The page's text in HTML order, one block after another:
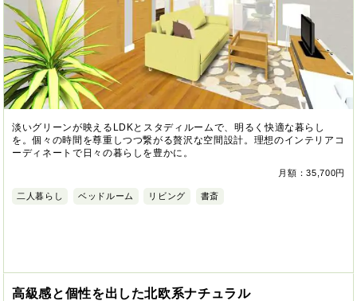
淡いグリーンが映えるLDKとスタディルームで、明るく快適な暮らし
を。個々の時間を尊重しつつ繋がる贅沢な空間設計。理想のインテリアコ
ーディネートで日々の暮らしを豊かに。
月額：35,700円
二人暮らし ベッドルーム リビング 書斎
高級感と個性を出した北欧系ナチュラル